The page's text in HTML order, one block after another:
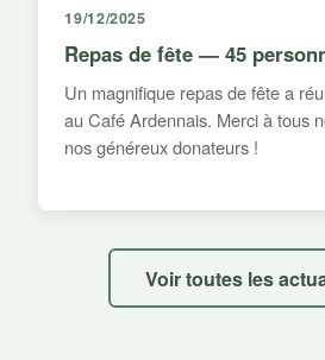
19/12/2025
Repas de fête — 45
Un magnifique repas de fête a
au Café Ardennais. Merci à tous
nos généreux donateurs !
Voir toutes les